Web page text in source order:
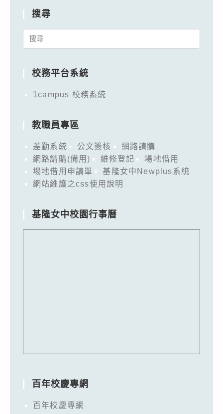
搜尋
Search
校務平台系統
1campus 校務系統
教職員專區
差勤系統 公文簽核
網路請購
網路請購(備用)
維修登記
場地借用
場地借用申請單
基隆女中Newplus系統
網站維護之css使用說明
基隆女中校園行事曆
百年校慶專網
百年校慶專網